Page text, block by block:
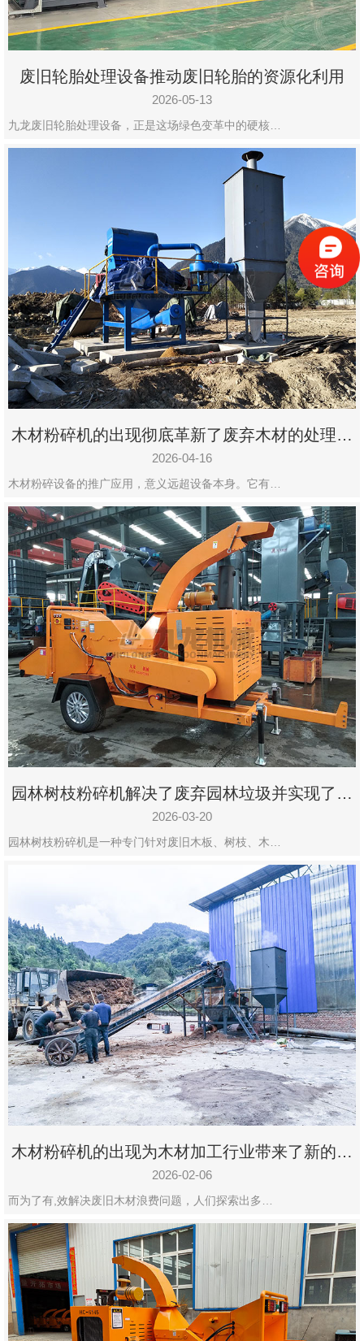
废旧轮胎处理设备推动废旧轮胎的资源化利用
2026-05-13
九龙废旧轮胎处理设备，正是这场绿色变革中的硬核…
木材粉碎机的出现彻底革新了废弃木材的处理模
式
2026-04-16
木材粉碎设备的推广应用，意义远超设备本身。它有…
园林树枝粉碎机解决了废弃园林垃圾并实现了再
利用
2026-03-20
园林树枝粉碎机是一种专门针对废旧木板、树枝、木…
木材粉碎机的出现为木材加工行业带来了新的变
化
2026-02-06
而为了有,效解决废旧木材浪费问题，人们探索出多…